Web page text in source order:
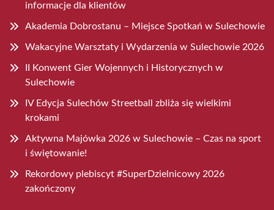
informacje dla klientów
Akademia Dobrostanu – Miejsce Spotkań w Sulechowie
Wakacyjne Warsztaty i Wydarzenia w Sulechowie 2026
II Konwent Gier Wojennych i Historycznych w
Sulechowie
IV Edycja Sulechów Streetball zbliża się wielkimi
krokami
Aktywna Majówka 2026 w Sulechowie – Czas na sport
i świętowanie!
Rekordowy plebiscyt #SuperDzielnicowy 2026
zakończony